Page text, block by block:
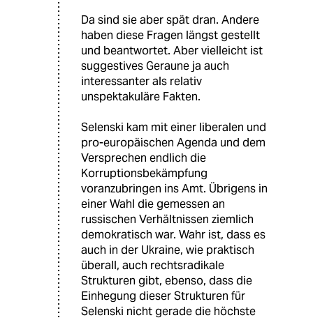
Da sind sie aber spät dran. Andere
haben diese Fragen längst gestellt
und beantwortet. Aber vielleicht ist
suggestives Geraune ja auch
interessanter als relativ
unspektakuläre Fakten.
Selenski kam mit einer liberalen und
pro-europäischen Agenda und dem
Versprechen endlich die
Korruptionsbekämpfung
voranzubringen ins Amt. Übrigens in
einer Wahl die gemessen an
russischen Verhältnissen ziemlich
demokratisch war. Wahr ist, dass es
auch in der Ukraine, wie praktisch
überall, auch rechtsradikale
Strukturen gibt, ebenso, dass die
Einhegung dieser Strukturen für
Selenski nicht gerade die höchste